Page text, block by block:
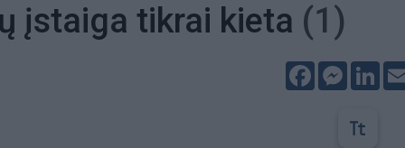
įstaiga tikrai kieta (1)
Facebook